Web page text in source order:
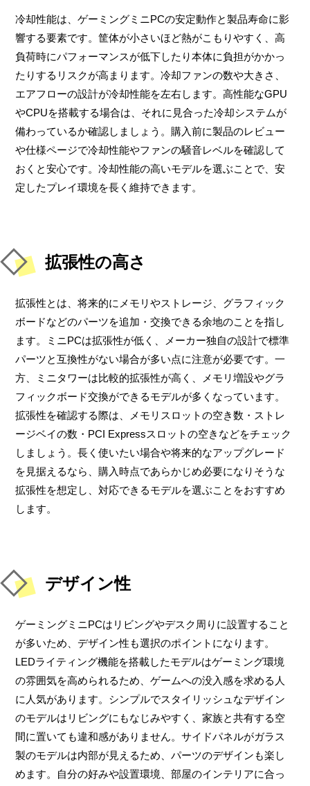
冷却性能は、ゲーミングミニPCの安定動作と製品寿命に影
響する要素です。筐体が小さいほど熱がこもりやすく、高
負荷時にパフォーマンスが低下したり本体に負担がかかっ
たりするリスクが高まります。冷却ファンの数や大きさ、
エアフローの設計が冷却性能を左右します。高性能なGPU
やCPUを搭載する場合は、それに見合った冷却システムが
備わっているか確認しましょう。購入前に製品のレビュー
や仕様ページで冷却性能やファンの騒音レベルを確認して
おくと安心です。冷却性能の高いモデルを選ぶことで、安
定したプレイ環境を長く維持できます。
拡張性の高さ
拡張性とは、将来的にメモリやストレージ、グラフィック
ボードなどのパーツを追加・交換できる余地のことを指し
ます。ミニPCは拡張性が低く、メーカー独自の設計で標準
パーツと互換性がない場合が多い点に注意が必要です。一
方、ミニタワーは比較的拡張性が高く、メモリ増設やグラ
フィックボード交換ができるモデルが多くなっています。
拡張性を確認する際は、メモリスロットの空き数・ストレ
ージベイの数・PCI Expressスロットの空きなどをチェック
しましょう。長く使いたい場合や将来的なアップグレード
を見据えるなら、購入時点であらかじめ必要になりそうな
拡張性を想定し、対応できるモデルを選ぶことをおすすめ
します。
デザイン性
ゲーミングミニPCはリビングやデスク周りに設置すること
が多いため、デザイン性も選択のポイントになります。
LEDライティング機能を搭載したモデルはゲーミング環境
の雰囲気を高められるため、ゲームへの没入感を求める人
に人気があります。シンプルでスタイリッシュなデザイン
のモデルはリビングにもなじみやすく、家族と共有する空
間に置いても違和感がありません。サイドパネルがガラス
製のモデルは内部が見えるため、パーツのデザインも楽し
めます。自分の好みや設置環境、部屋のインテリアに合っ